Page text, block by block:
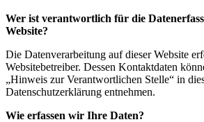
Wer ist verantwortlich für die
Website?
Die Datenverarbeitung auf dieser Website
Websitebetreiber. Dessen Kontaktdaten
„Hinweis zur Verantwortlichen Stelle“ in
Datenschutzerklärung entnehmen.
Wie erfassen wir Ihre Daten?